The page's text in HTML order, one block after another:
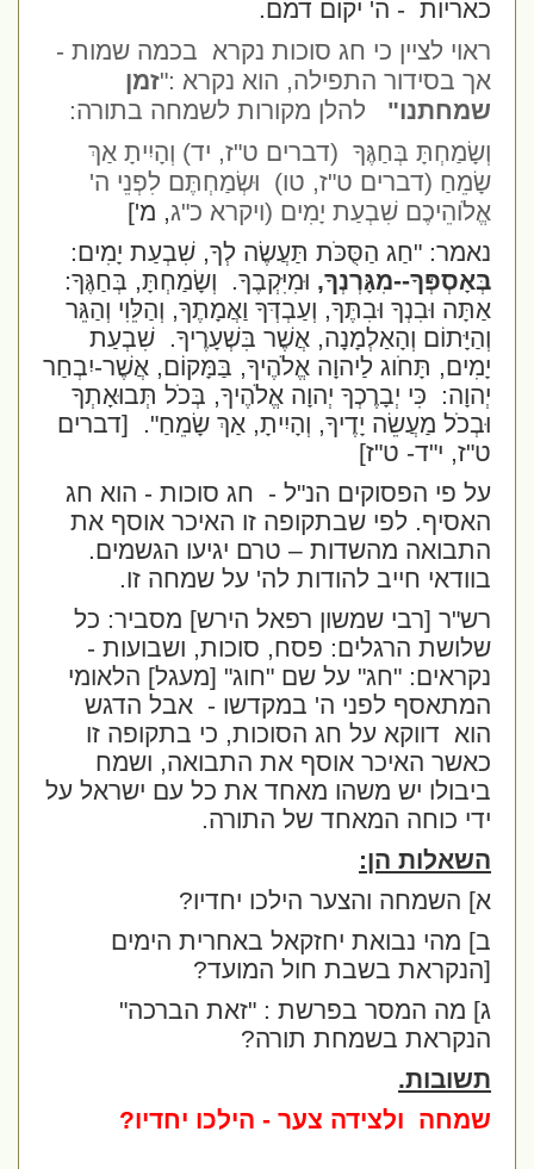
כאריות - ה' יקום דמם.
ראוי לציין כי חג סוכות נקרא בכמה שמות -
אך בסידור התפילה, הוא נקרא :" זמן
שמחתנו"להלן מקורות לשמחה בתורה:
וְשָׂמַחְתָּ בְּחַגֶּךָ (דברים ט"ז, יד) וְהָיִיתָ אַךְ
שָׂמֵחַ (דברים ט"ז, טו) וּשְׂמַחְתֶּם לִפְנֵי ה'
אֱלֹוהֵיכֶם שִׁבְעַת יָמִים (ויקרא כ"ג, מ']
נאמר: "חַג הַסֻּכֹּת תַּעֲשֶׂה לְךָ, שִׁבְעַת יָמִים:
בְּאָסְפְּךָ--מִגָּרְנְךָ,וּמִיִּקְבֶךָ. וְשָׂמַחְתָּ, בְּחַגֶּךָ:
אַתָּה וּבִנְךָ וּבִתֶּךָ, וְעַבְדְּךָ וַאֲמָתֶךָ, וְהַלֵּוִי וְהַגֵּר
וְהַיָּתוֹם וְהָאַלְמָנָה, אֲשֶׁר בִּשְׁעָרֶיךָ. שִׁבְעַת
יָמִים, תָּחֹוג לַיהוָה אֱלֹהֶיךָ, בַּמָּקוֹם, אֲשֶׁר-יִבְחַר
יְהוָה: כִּי יְבָרֶכְךָ יְהוָה אֱלֹהֶיךָ, בְּכֹל תְּבוּאָתְךָ
וּבְכֹל מַעֲשֵׂה יָדֶיךָ, וְהָיִיתָ, אַךְ שָׂמֵחַ". [דברים
ט"ז, י"ד- ט"ז]
על פי הפסוקים הנ"ל - חג סוכות - הוא חג
האסיף. לפי שבתקופה זו האיכר אוסף את
התבואה מהשדות – טרם יגיעו הגשמים.
בוודאי חייב להודות לה' על שמחה זו.
רש"ר [רבי שמשון רפאל הירש] מסביר: כל
שלושת הרגלים: פסח, סוכות, ושבועות -
נקראים: "חג" על שם "חוג" [מעגל] הלאומי
המתאסף לפני ה' במקדשו - אבל הדגש
הוא דווקא על חג הסוכות, כי בתקופה זו
כאשר האיכר אוסף את התבואה, ושמח
ביבולו יש משהו מאחד את כל עם ישראל על
ידי כוחה המאחד של התורה.
השאלות הן:
א] השמחה והצער הילכו יחדיו?
ב] מהי נבואת יחזקאל באחרית הימים
[הנקראת בשבת חול המועד?
ג] מה המסר בפרשת : "זאת הברכה"
הנקראת בשמחת תורה?
תשובות.
שמחה ולצידה צער - הילכו יחדיו?